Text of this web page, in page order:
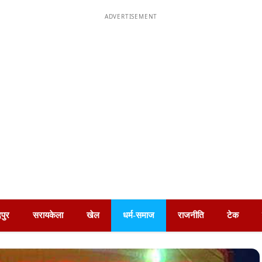
ADVERTISEMENT
सरायकेला खेल धर्म-समाज राजनीति टेक